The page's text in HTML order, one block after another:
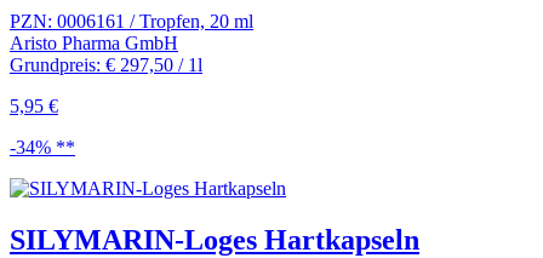
PZN: 0006161 / Tropfen, 20 ml
Aristo Pharma GmbH
Grundpreis: € 297,50 / 1l
5,95 €
-34% **
SILYMARIN-Loges Hartkapseln